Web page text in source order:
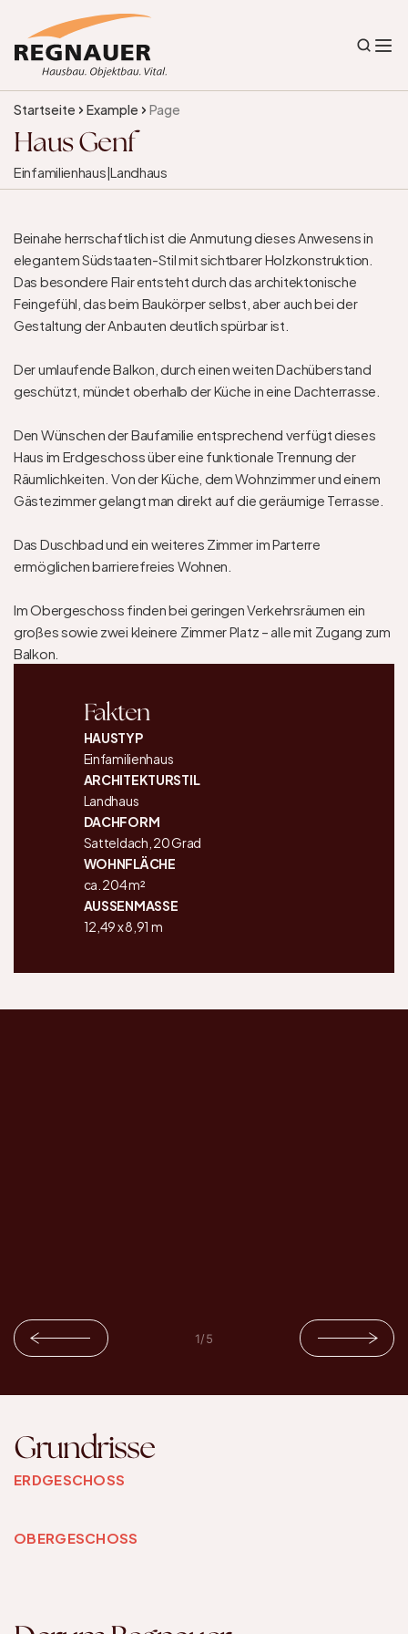
Startseite Example Page
Haus Genf
Einfamilienhaus|Landhaus
Beinahe herrschaftlich ist die Anmutung dieses Anwesens in
elegantem Südstaaten-Stil mit sichtbarer Holzkonstruktion.
Das besondere Flair entsteht durch das architektonische
Feingefühl, das beim Baukörper selbst, aber auch bei der
Gestaltung der Anbauten deutlich spürbar ist.
Der umlaufende Balkon, durch einen weiten Dachüberstand
geschützt, mündet oberhalb der Küche in eine Dachterrasse.
Den Wünschen der Baufamilie entsprechend verfügt dieses
Haus im Erdgeschoss über eine funktionale Trennung der
Räumlichkeiten. Von der Küche, dem Wohnzimmer und einem
Gästezimmer gelangt man direkt auf die geräumige Terrasse.
Das Duschbad und ein weiteres Zimmer im Parterre
ermöglichen barrierefreies Wohnen.
Im Obergeschoss finden bei geringen Verkehrsräumen ein
großes sowie zwei kleinere Zimmer Platz – alle mit Zugang zum
Balkon.
Fakten
HAUSTYP
Einfamilienhaus
ARCHITEKTURSTIL
Landhaus
DACHFORM
Satteldach, 20 Grad
WOHNFLÄCHE
ca. 204 m²
AUSSENMASSE
12,49 x 8,91 m
1/5
Grundrisse
ERDGESCHOSS
OBERGESCHOSS